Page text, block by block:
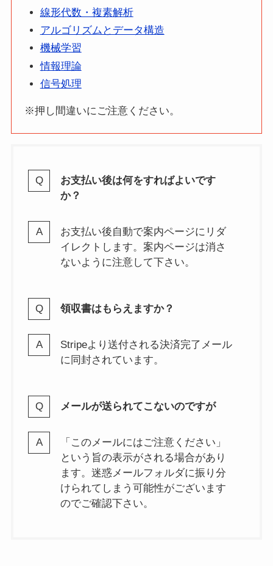
線形代数・複素解析
アルゴリズムとデータ構造
機械学習
情報理論
信号処理
※押し間違いにご注意ください。
お支払い後は何をすればよいです
か？
お支払い後自動で案内ページにリダ
イレクトします。案内ページは消さ
ないように注意して下さい。
領収書はもらえますか？
Stripeより送付される決済完了メール
に同封されています。
メールが送られてこないのですが
「このメールにはご注意ください」
という旨の表示がされる場合があり
ます。迷惑メールフォルダに振り分
けられてしまう可能性がございます
のでご確認下さい。